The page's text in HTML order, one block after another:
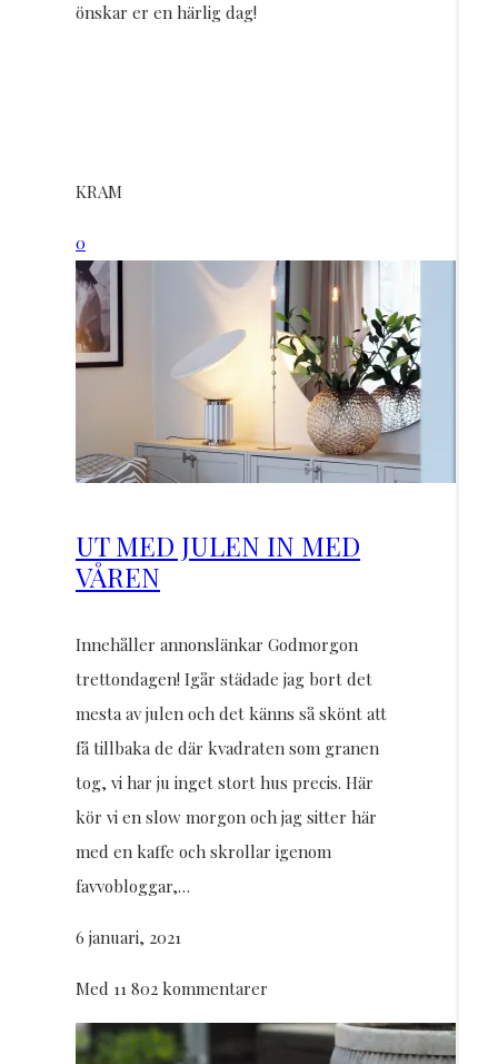
önskar er en härlig dag!
KRAM
0
UT MED JULEN IN MED
VÅREN
Innehåller annonslänkar Godmorgon
trettondagen! Igår städade jag bort det
mesta av julen och det känns så skönt att
få tillbaka de där kvadraten som granen
tog, vi har ju inget stort hus precis. Här
kör vi en slow morgon och jag sitter här
med en kaffe och skrollar igenom
favvobloggar,…
6 januari, 2021
Med 11 802 kommentarer